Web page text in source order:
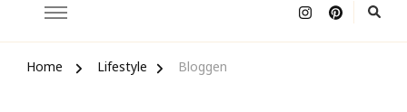
Home Lifestyle Bloggen